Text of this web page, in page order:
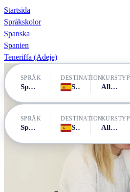
Startsida
Språkskolor
Spanska
Spanien
Teneriffa (Adeje)
SPRÅK
Spanska
DESTINATION
Spanien, Teneriffa (Adeje)
KURSTYP
Alla kurser
SPRÅK
Spanska
DESTINATION
Spanien, Teneriffa (Adeje)
KURSTYP
Alla kurser